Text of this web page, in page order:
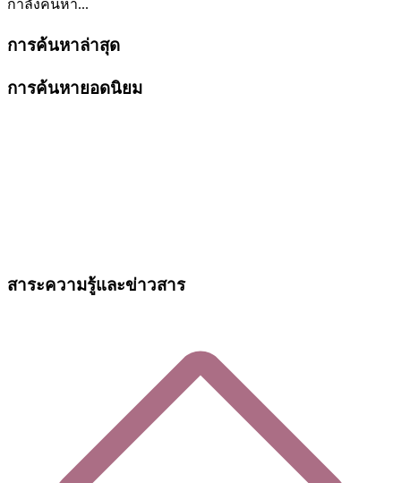
กำลังค้นหา...
การค้นหาล่าสุด
การค้นหายอดนิยม
สาระความรู้และข่าวสาร